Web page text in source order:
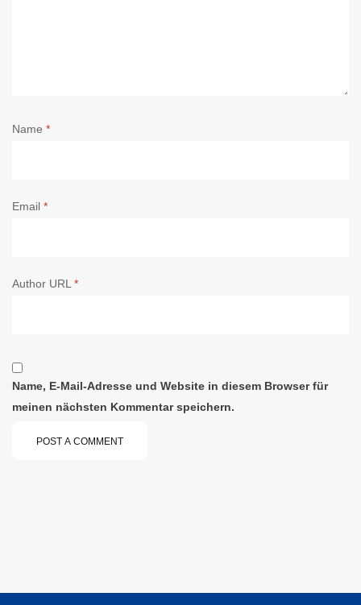
Name *
Email *
Author URL *
Name, E-Mail-Adresse und Website in diesem Browser für
meinen nächsten Kommentar speichern.
POST A COMMENT